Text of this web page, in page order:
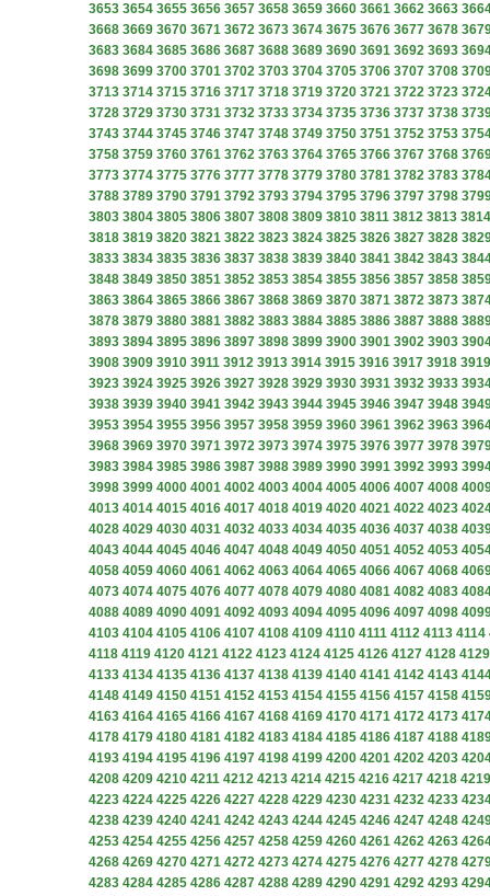
3653 3654 3655 3656 3657 3658 3659 3660 3661 3662 3663
3668 3669 3670 3671 3672 3673 3674 3675 3676 3677 3678
3683 3684 3685 3686 3687 3688 3689 3690 3691 3692 3693
3698 3699 3700 3701 3702 3703 3704 3705 3706 3707 3708
3713 3714 3715 3716 3717 3718 3719 3720 3721 3722 3723
3728 3729 3730 3731 3732 3733 3734 3735 3736 3737 3738
3743 3744 3745 3746 3747 3748 3749 3750 3751 3752 3753
3758 3759 3760 3761 3762 3763 3764 3765 3766 3767 3768
3773 3774 3775 3776 3777 3778 3779 3780 3781 3782 3783
3788 3789 3790 3791 3792 3793 3794 3795 3796 3797 3798
3803 3804 3805 3806 3807 3808 3809 3810 3811 3812 3813 3814
3818 3819 3820 3821 3822 3823 3824 3825 3826 3827 3828
3833 3834 3835 3836 3837 3838 3839 3840 3841 3842 3843
3848 3849 3850 3851 3852 3853 3854 3855 3856 3857 3858
3863 3864 3865 3866 3867 3868 3869 3870 3871 3872 3873
3878 3879 3880 3881 3882 3883 3884 3885 3886 3887 3888
3893 3894 3895 3896 3897 3898 3899 3900 3901 3902 3903
3908 3909 3910 3911 3912 3913 3914 3915 3916 3917 3918 3919
3923 3924 3925 3926 3927 3928 3929 3930 3931 3932 3933
3938 3939 3940 3941 3942 3943 3944 3945 3946 3947 3948
3953 3954 3955 3956 3957 3958 3959 3960 3961 3962 3963
3968 3969 3970 3971 3972 3973 3974 3975 3976 3977 3978
3983 3984 3985 3986 3987 3988 3989 3990 3991 3992 3993
3998 3999 4000 4001 4002 4003 4004 4005 4006 4007 4008
4013 4014 4015 4016 4017 4018 4019 4020 4021 4022 4023
4028 4029 4030 4031 4032 4033 4034 4035 4036 4037 4038
4043 4044 4045 4046 4047 4048 4049 4050 4051 4052 4053
4058 4059 4060 4061 4062 4063 4064 4065 4066 4067 4068
4073 4074 4075 4076 4077 4078 4079 4080 4081 4082 4083
4088 4089 4090 4091 4092 4093 4094 4095 4096 4097 4098
4103 4104 4105 4106 4107 4108 4109 4110 4111 4112 4113 4114
4118 4119 4120 4121 4122 4123 4124 4125 4126 4127 4128 4129
4133 4134 4135 4136 4137 4138 4139 4140 4141 4142 4143
4148 4149 4150 4151 4152 4153 4154 4155 4156 4157 4158
4163 4164 4165 4166 4167 4168 4169 4170 4171 4172 4173
4178 4179 4180 4181 4182 4183 4184 4185 4186 4187 4188
4193 4194 4195 4196 4197 4198 4199 4200 4201 4202 4203
4208 4209 4210 4211 4212 4213 4214 4215 4216 4217 4218 4219
4223 4224 4225 4226 4227 4228 4229 4230 4231 4232 4233
4238 4239 4240 4241 4242 4243 4244 4245 4246 4247 4248
4253 4254 4255 4256 4257 4258 4259 4260 4261 4262 4263
4268 4269 4270 4271 4272 4273 4274 4275 4276 4277 4278
4283 4284 4285 4286 4287 4288 4289 4290 4291 4292 4293